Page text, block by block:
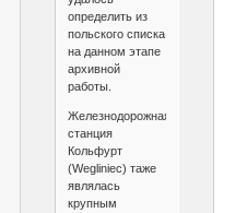
определить из
польского списка
на данном этапе
архивной
работы.
Железнодорожная
станция
Кольфурт
(Wegliniec) таже
являлась
крупным